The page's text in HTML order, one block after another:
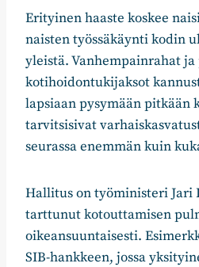
Erityinen haaste koskee
naisten työssäkäynti kodin
yleistä. Vanhempainrahat
kotihoidontukijaksot
lapsiaan pysymään pitkään
tarvitsisivat
seurassa enemmän kuin
Hallitus on työministeri
tarttunut kotouttamisen
oikeansuuntaisesti.
SIB-hankkeen, jossa